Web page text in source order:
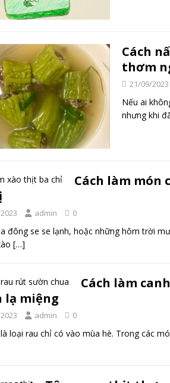
Cách
thơm
21/09/2023
Nếu ai
nhưng khi
Cách làm món
admin 0
đông se se lạnh, hoặc những hôm trời
[…]
Cách làm
lạ miệng
admin 0
loại rau chỉ có vào mùa hè. Trong các